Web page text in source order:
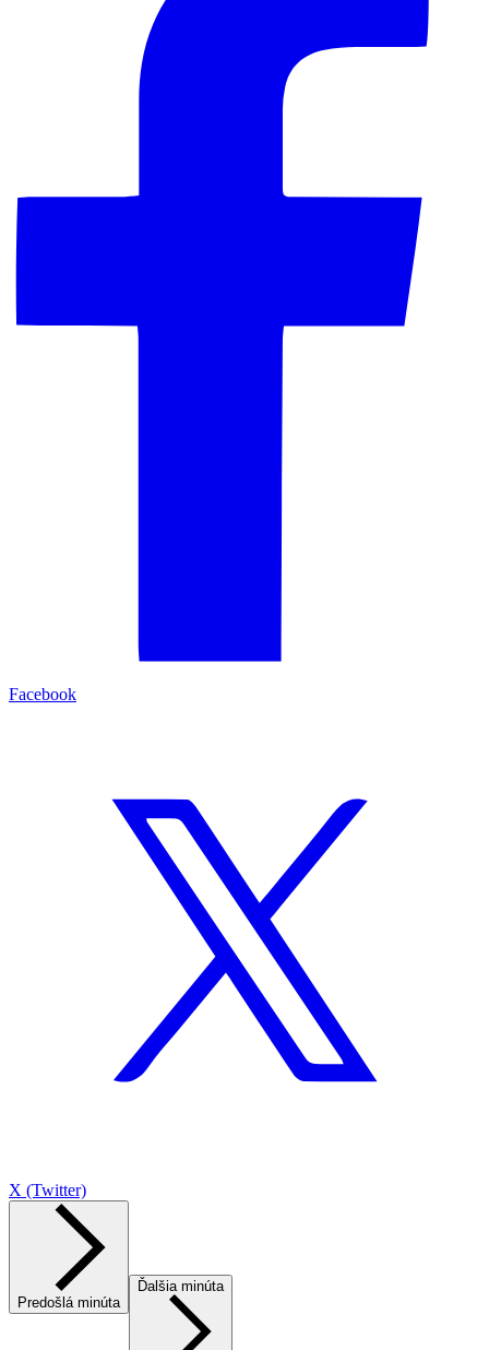
Facebook
X (Twitter)
Predošlá minúta
Ďalšia minúta